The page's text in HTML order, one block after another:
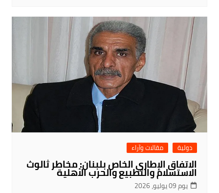
دولية مقالات وآراء
الاتفاق الإطاري الخاص بلبنان: مخاطر ثالوث
الاستسلام والتطبيع والحرب الأهلية
يوم 09 يوليو، 2026